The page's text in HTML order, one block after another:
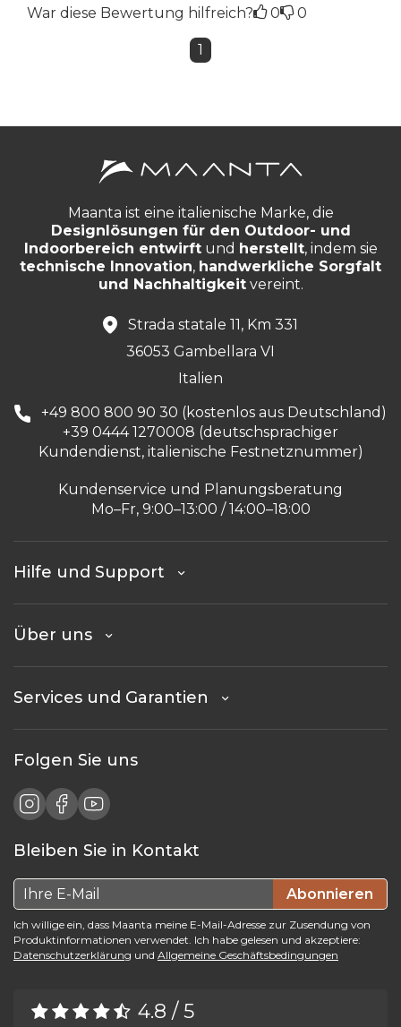
War diese Bewertung hilfreich?
0 0
1
Maanta ist eine italienische Marke, die
Designlösungen für den Outdoor- und
Indoorbereich entwirftund herstellt, indem sie
technische Innovation, handwerkliche Sorgfalt
und Nachhaltigkeitvereint.
Strada statale 11, Km 331
36053 Gambellara VI
Italien
+49 800 800 90 30 (kostenlos aus Deutschland)
+39 0444 1270008 (deutschsprachiger
Kundendienst, italienische Festnetznummer)
Kundenservice und Planungsberatung
Mo–Fr, 9:00–13:00 / 14:00–18:00
Hilfe und Support
Über uns
Services und Garantien
Folgen Sie uns
Bleiben Sie in Kontakt
Abonnieren
Ich willige ein, dass Maanta meine E-Mail-Adresse zur Zusendung von
Produktinformationen verwendet. Ich habe gelesen und akzeptiere:
Datenschutzerklärung und Allgemeine Geschäftsbedingungen
4.8 / 5